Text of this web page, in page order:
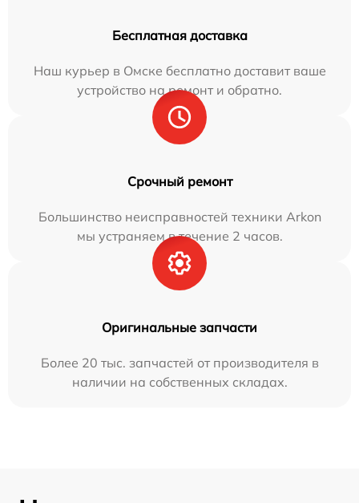
Бесплатная доставка
Наш курьер в Омске бесплатно доставит ваше
устройство на ремонт и обратно.
Срочный ремонт
Большинство неисправностей техники Arkon
мы устраняем в течение 2 часов.
Оригинальные запчасти
Более 20 тыс. запчастей от производителя в
наличии на собственных складах.